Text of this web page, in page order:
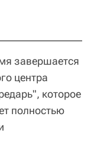
завершается
центра
которое
полностью